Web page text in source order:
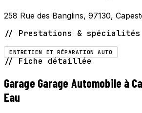
258 Rue des Banglins, 97130,
// Prestations & spécialités
ENTRETIEN ET RÉPARATION AUTO
// Fiche détaillée
Garage Garage Automobile à
Eau